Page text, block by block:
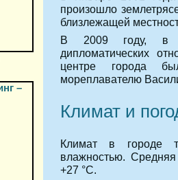
произошло
близлежащей
В 2009 году, в
дипломатических
центре города
мореплавателю
Климат и
Климат в городе
влажностью.
+27 °С.